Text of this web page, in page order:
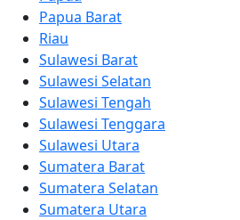
Papua Barat
Riau
Sulawesi Barat
Sulawesi Selatan
Sulawesi Tengah
Sulawesi Tenggara
Sulawesi Utara
Sumatera Barat
Sumatera Selatan
Sumatera Utara